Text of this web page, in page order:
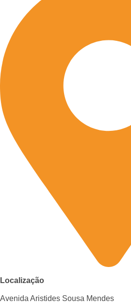
Localização
Avenida Aristides Sousa Mendes